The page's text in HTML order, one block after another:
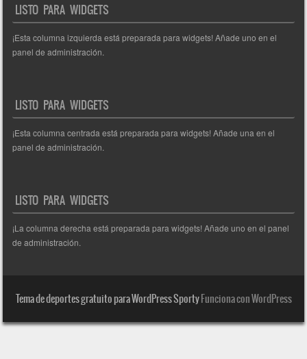
LISTO PARA WIDGETS
¡Esta columna izquierda está preparada para widgets! Añade uno en el
panel de administración.
LISTO PARA WIDGETS
¡Esta columna centrada está preparada para widgets! Añade una en el
panel de administración.
LISTO PARA WIDGETS
¡La columna derecha está preparada para widgets! Añade uno en el panel
de administración.
Tema de deportes gratuito para WordPress SportyFunciona con WordPress